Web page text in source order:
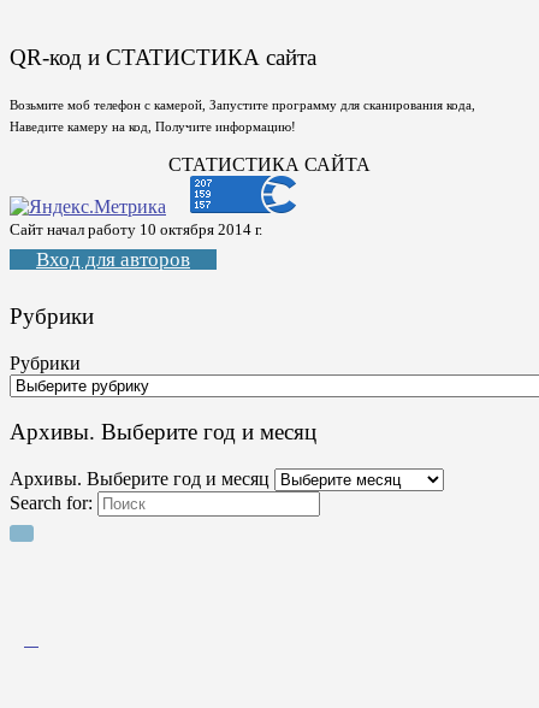
QR-код и СТАТИСТИКА сайта
Возьмите моб телефон с камерой, Запустите программу для сканирования кода,
Наведите камеру на код, Получите информацию!
СТАТИСТИКА САЙТА
Сайт начал работу 10 октября 2014 г.
Вход для авторов
Рубрики
Рубрики
Архивы. Выберите год и месяц
Архивы. Выберите год и месяц
Search for: